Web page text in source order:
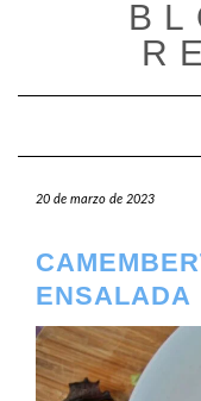
20 de marzo de 2023
ENSALADA